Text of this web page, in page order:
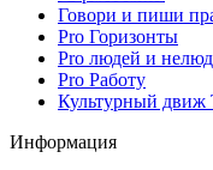
Говори и пиши
Pro Горизонты
Pro людей и
Pro Работу
Культурный движ
Информация